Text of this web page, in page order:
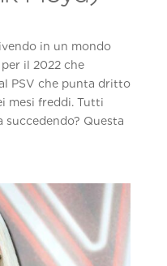
in un mondo
il 2022 che
PSV che punta dritto
mesi freddi. Tutti
succedendo? Questa